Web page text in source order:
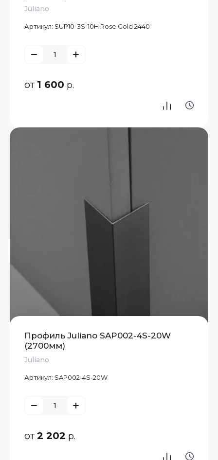
Juliano
Артикул: SUP10-3S-10H Rose Gold 2440
от 1 600 р.
Профиль Juliano SAP002-4S-20W
(2700мм)
Juliano
Артикул: SAP002-4S-20W
от2 202 р.